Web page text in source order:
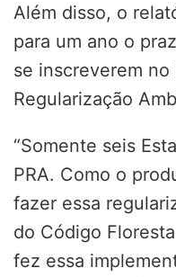
Além disso, o
para um ano o
se inscreverem no
Regularização
“Somente seis
PRA. Como o
fazer essa
do Código
fez essa